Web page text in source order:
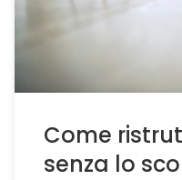
Come
senza lo